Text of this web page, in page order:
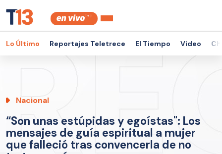
Lo Último Reportajes Teletrece El Tiempo Video
Nacional
“Son unas estúpidas y egoístas": Los
mensajes de guía espiritual a mujer
que falleció tras convencerla de no